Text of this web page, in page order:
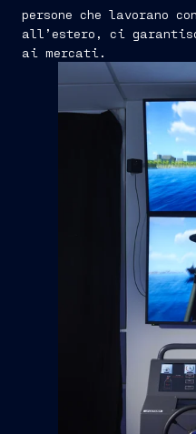
persone che lavorano
all’estero, ci
ai mercati.